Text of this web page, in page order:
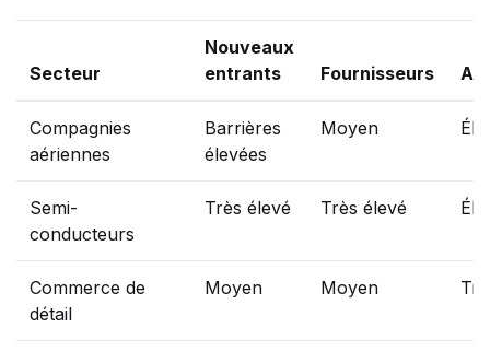
Secteur
Nouveaux
entrants
Fournisseurs
Compagnies
aériennes
Barrières
élevées
Moyen
Semi-
conducteurs
Très élevé Très élevé
Commerce de
détail
Moyen Moyen